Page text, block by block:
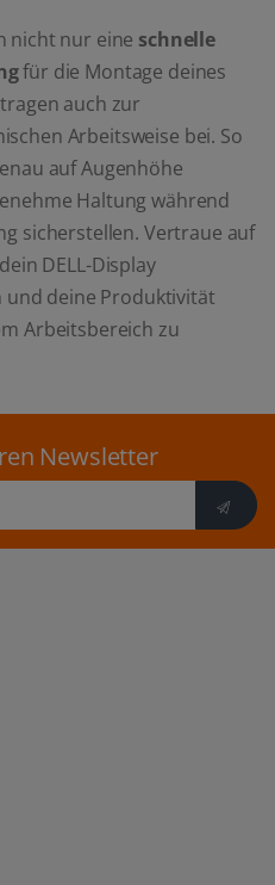
nicht nur eine schnelle
für die Montage deines
auch zur
Arbeitsweise bei. So
auf Augenhöhe
Haltung während
sicherstellen. Vertraue auf
DELL-Display
deine Produktivität
Arbeitsbereich zu
Newsletter